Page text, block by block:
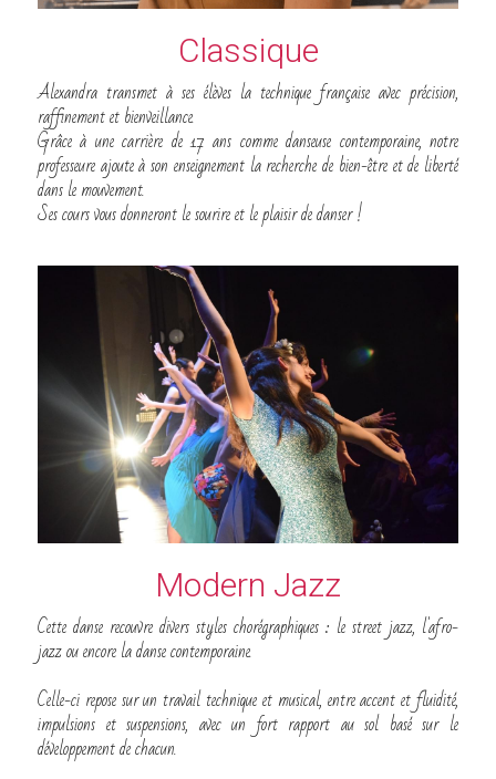
Danièle Toumelin
Charlyse Orgebin
Manon Thomas
Ivan Stanimirovic
Alexandra Besnier
Marie-Laure Moreau
Yoga
Nous contacter
Conditions générales
Réservation Pilates en ligne
POWERED BY
Classique
Alexandra transmet à ses élèves la technique française avec précision,
raffinement et bienveillance.
Grâce à une carrière de 17 ans comme danseuse contemporaine, notre
professeure ajoute à son enseignement la recherche de bien-être et de liberté
dans le mouvement.
Ses cours vous donneront le sourire et le plaisir de danser !
Modern Jazz
Cette danse recouvre divers styles chorégraphiques : le street jazz, l'afro-
jazz ou encore la danse contemporaine.
Celle-ci repose sur un travail technique et musical, entre accent et fluidité,
impulsions et suspensions, avec un fort rapport au sol basé sur le
développement de chacun.